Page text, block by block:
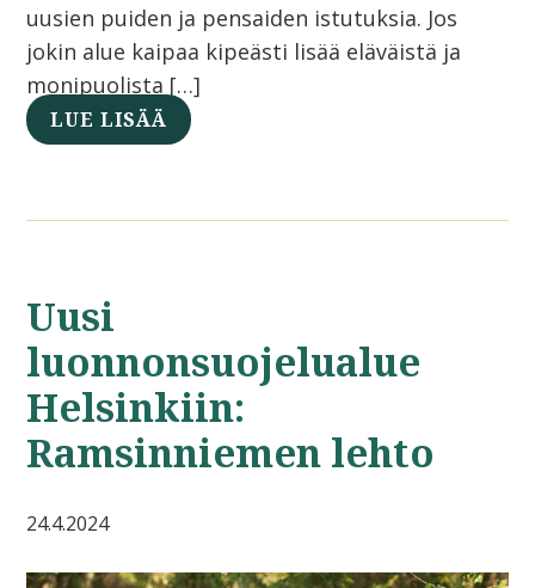
uusien puiden ja pensaiden istutuksia. Jos
jokin alue kaipaa kipeästi lisää eläväistä ja
monipuolista […]
LUE LISÄÄ
Uusi
luonnonsuojelualue
Helsinkiin:
Ramsinniemen lehto
24.4.2024